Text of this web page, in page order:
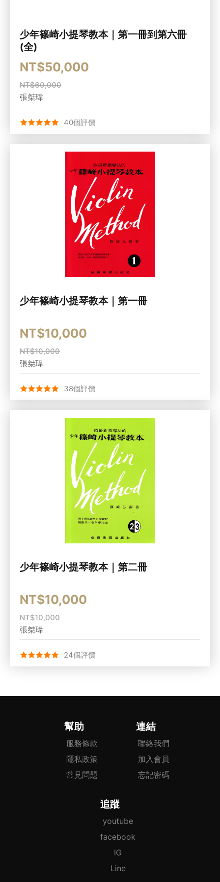
少年篠崎小提琴教本｜第一冊到第六冊
(全)
NT$50,000
NT$60,000
張桀瑋
40個評價
少年篠崎小提琴教本｜第一冊
NT$10,000
NT$10,000
張桀瑋
38個評價
少年篠崎小提琴教本｜第二冊
NT$10,000
NT$10,000
張桀瑋
24個評價
幫助
服務條款
隱私政策
常見問題
連結
聯絡我們
加入會員
忘記密碼
追蹤
youtube
facebook
IG
Line